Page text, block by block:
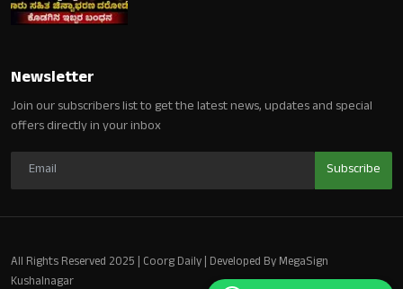
Newsletter
Join our subscribers list to get the latest news, updates and special
offers directly in your inbox
Subscribe
All Rights Reserved 2025 | Coorg Daily | Developed By MegaSign
Kushalnagar